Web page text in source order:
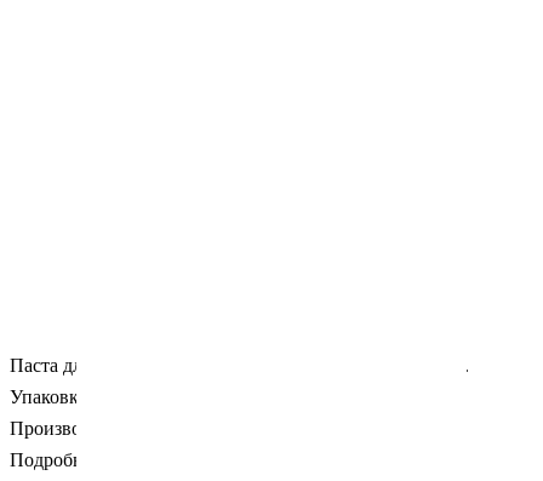
Паста для ретракции десны и остановки кровотечения.
Упаковка: шприц 1.5гр.
Производитель: Владмива (Россия).
Подробности